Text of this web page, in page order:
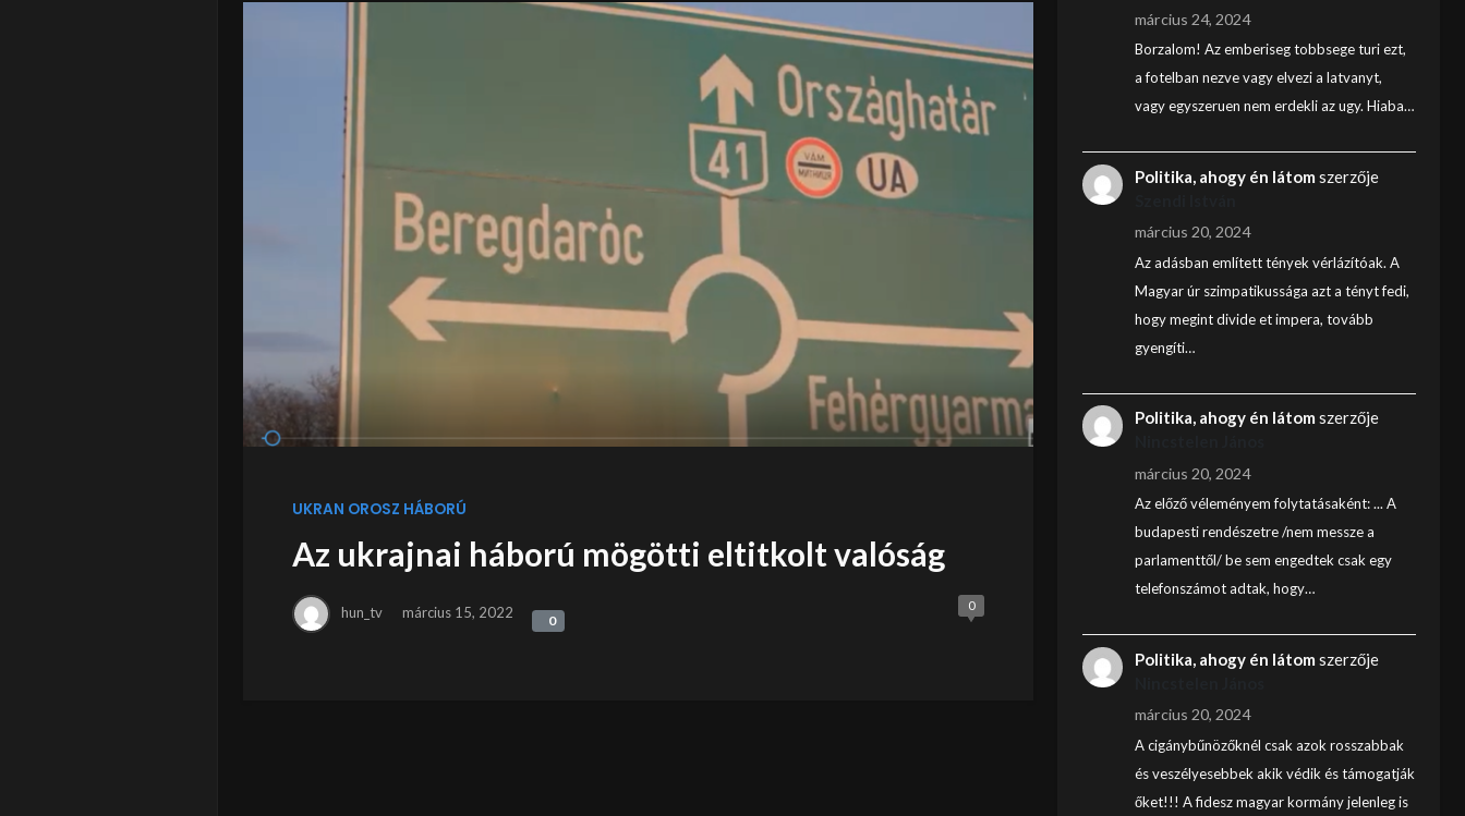
UKRAN OROSZ HÁBORÚ
Az ukrajnai háború mögötti eltitkolt valóság
hun_tv március 15, 2022
0
0
március 24, 2024
Borzalom! Az emberiseg tobbsege turi ezt,
a fotelban nezve vagy elvezi a latvanyt,
vagy egyszeruen nem erdekli az ugy. Hiaba…
Politika, ahogy én látom szerzője
március 20, 2024
Az adásban említett tények vérlázítóak. A
Magyar úr szimpatikussága azt a tényt fedi,
hogy megint divide et impera, tovább
gyengíti…
Politika, ahogy én látom szerzője
március 20, 2024
Az előző véleményem folytatásaként: ... A
budapesti rendészetre /nem messze a
parlamenttől/ be sem engedtek csak egy
telefonszámot adtak, hogy…
Politika, ahogy én látom szerzője
március 20, 2024
A cigánybűnözőknél csak azok rosszabbak
és veszélyesebbek akik védik és támogatják
őket!!! A fidesz magyar kormány jelenleg is